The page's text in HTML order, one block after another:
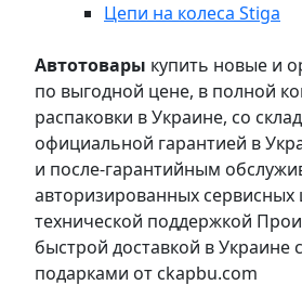
Цепи на колеса Stiga
Автотовары купить новые и
по выгодной цене, в полной
распаковки в Украине, со
официальной гарантией в
и после-гарантийным
авторизированных сервисных
технической поддержкой
быстрой доставкой в Украине
подарками от ckapbu.com